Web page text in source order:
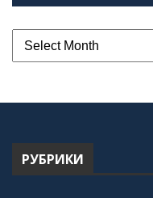
РУБРИКИ